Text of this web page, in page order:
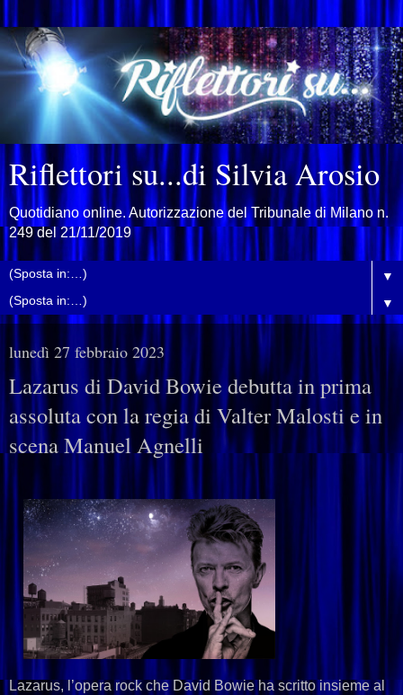
Riflettori su...di Silvia Arosio
Quotidiano online. Autorizzazione del Tribunale di Milano n.
249 del 21/11/2019
▼
▼
lunedì 27 febbraio 2023
Lazarus di David Bowie debutta in prima
assoluta con la regia di Valter Malosti e in
scena Manuel Agnelli
Lazarus, l’opera rock che David Bowie ha scritto insieme al